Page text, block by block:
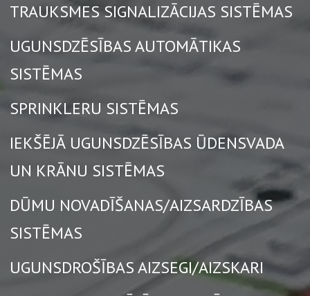
TRAUKSMES SIGNALIZĀCIJAS SISTĒMAS
UGUNSDZĒSĪBAS AUTOMĀTIKAS
SISTĒMAS
SPRINKLERU SISTĒMAS
IEKŠĒJĀ UGUNSDZĒSĪBAS ŪDENSVADA
UN KRĀNU SISTĒMAS
DŪMU NOVADĪŠANAS/AIZSARDZĪBAS
SISTĒMAS
UGUNSDROŠĪBAS AIZSEGI/AIZSKARI